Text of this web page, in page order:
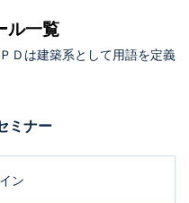
ル一覧
Ｄは建築系として用語を定義
ミナー
ン